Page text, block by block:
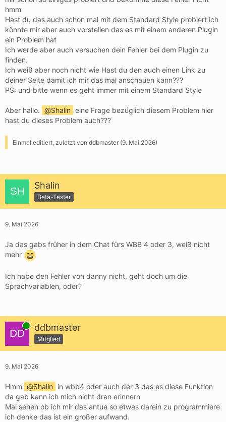
hmm
Hast du das auch schon mal mit dem Standard Style probiert ich
könnte mir aber auch vorstellen das es mit einem anderen Plugin
ein Problem hat
Ich werde aber auch versuchen dein Fehler bei dem Plugin zu
finden.
Ich weiß aber noch nicht wie Hast du den auch einen Link zu
deiner Seite damit ich mir das mal anschauen kann???
PS: und bitte wenn es geht immer mit einem Standard Style
Aber hallo. Shalin eine Frage bezüglich diesem Problem hier
hast du dieses Problem auch???
Einmal editiert, zuletzt von ddbmaster (9. Mai 2026)
Shalin
Beta-Tester
9. Mai 2026
Ja das gabs früher in dem Chat fürs WBB 4 oder 3, weiß nicht
mehr
Ich habe den Fehler von danny nicht, geht doch um die
Sprachvariablen, oder?
Online ddbmaster
Mitglied
9. Mai 2026
Hmm Shalin
in wbb4 oder auch der 3 das es diese Funktion
da gab kann ich mich nicht dran erinnern
Mal sehen ob ich mir das antue so etwas darein zu programmiere
ich denke das ist ein großer aufwand.